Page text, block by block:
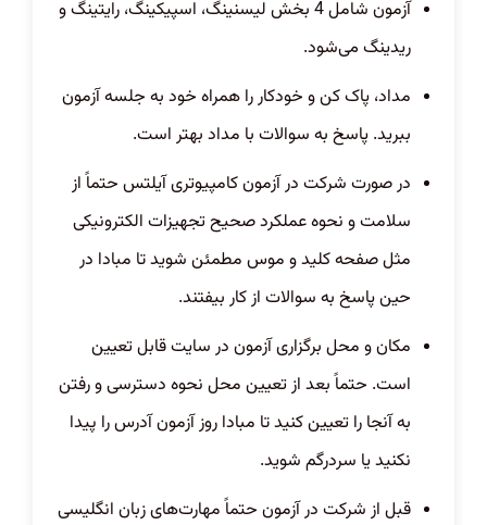
آزمون شامل 4 بخش لیسنینگ، اسپیکینگ، رایتینگ و
ریدینگ می‌شود.
مداد، پاک کن و خودکار را همراه خود به جلسه آزمون
ببرید. پاسخ به سوالات با مداد بهتر است.
در صورت شرکت در آزمون کامپیوتری آیلتس حتماً از
سلامت و نحوه عملکرد صحیح تجهیزات الکترونیکی
مثل صفحه کلید و موس مطمئن شوید تا مبادا در
حین پاسخ به سوالات از کار بیفتند.
مکان و محل برگزاری آزمون در سایت قابل تعیین
است. حتماً بعد از تعیین محل نحوه دسترسی و رفتن
به آنجا را تعیین کنید تا مبادا روز آزمون آدرس را پیدا
نکنید یا سردرگم شوید.
قبل از شرکت در آزمون حتماً مهارت‌های زبان انگلیسی